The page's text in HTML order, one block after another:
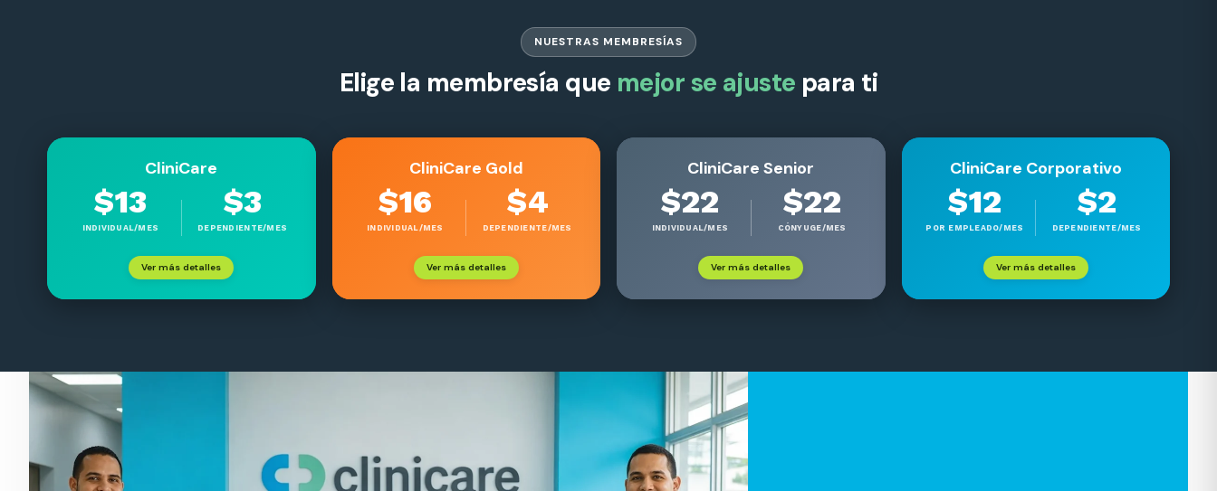
NUESTRAS MEMBRESÍAS
Elige la membresía que mejor se ajuste para ti
CliniCare
$13
INDIVIDUAL/MES
$3
DEPENDIENTE/MES
Ver más detalles
CliniCare Gold
$16
INDIVIDUAL/MES
$4
DEPENDIENTE/MES
Ver más detalles
CliniCare Senior
$22
INDIVIDUAL/MES
$22
CÓNYUGE/MES
Ver más detalles
CliniCare Corporativo
$12
POR EMPLEADO/MES
$2
DEPENDIENTE/MES
Ver más detalles